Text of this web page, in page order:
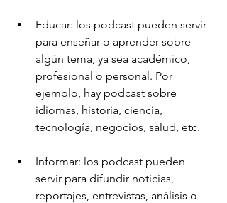
Educar: los podcast pueden servir
para enseñar o aprender sobre
algún tema, ya sea académico,
profesional o personal. Por
ejemplo, hay podcast sobre
idiomas, historia, ciencia,
tecnología, negocios, salud, etc.
Informar: los podcast pueden
servir para difundir noticias,
reportajes, entrevistas, análisis o